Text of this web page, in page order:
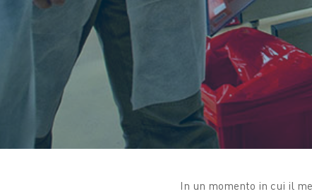
In un momento in cui il